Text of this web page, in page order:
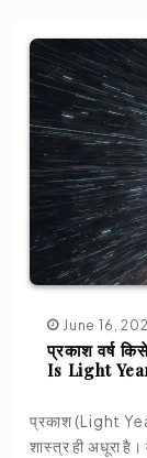
June 16,
प्रकाश वर्ष
Is Light
प्रकाश (Light
शास्त्र ही अधूरा